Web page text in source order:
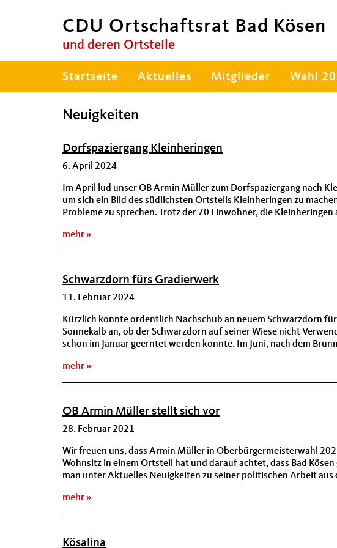
CDU Ortschaftsrat Bad Kösen
und deren Ortsteile
Hauptnavigation
Startseite Aktuelles Mitglieder Wahl
Neuigkeiten
Dorfspaziergang Kleinheringen
6. April 2024
Im April lud unser OB Armin Müller zum Dorfspaziergang nach
um sich ein Bild des südlichsten Ortsteils Kleinheringen zu
Probleme zu sprechen. Trotz der 70 Einwohner, die Kleinheringen
mehr
Schwarzdorn fürs Gradierwerk
11. Februar 2024
Kürzlich konnte ordentlich Nachschub an neuem Schwarzdorn
Sonnekalb an, ob der Schwarzdorn auf seiner Wiese nicht
schon im Januar geerntet werden konnte. Im Juni, nach dem
mehr
OB Armin Müller stellt sich vor
28. Februar 2021
Wir freuen uns, dass Armin Müller in Oberbürgermeisterwahl
Wohnsitz in einem Ortsteil hat und darauf achtet, dass Bad
man unter Aktuelles Neuigkeiten zu seiner politischen Arbeit aus
mehr
Kösalina